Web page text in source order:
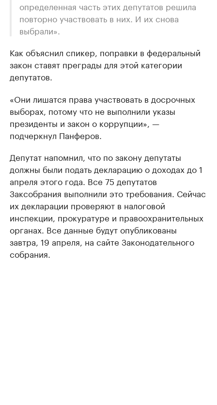
определенная часть этих депутатов решила
повторно участвовать в них. И их снова
выбрали».
Как объяснил спикер, поправки в федеральный
закон ставят преграды для этой категории
депутатов.
«Они лишатся права участвовать в досрочных
выборах, потому что не выполнили указы
президенты и закон о коррупции», —
подчеркнул Панферов.
Депутат напомнил, что по закону депутаты
должны были подать декларацию о доходах до 1
апреля этого года. Все 75 депутатов
Заксобрания выполнили это требования. Сейчас
их декларации проверяют в налоговой
инспекции, прокуратуре и правоохранительных
органах. Все данные будут опубликованы
завтра, 19 апреля, на сайте Законодательного
собрания.